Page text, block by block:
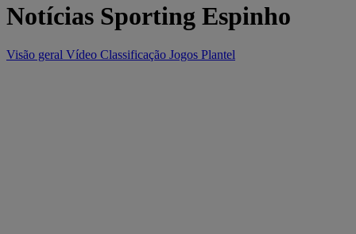
Notícias Sporting Espinho
Visão geral Vídeo Classificação Jogos Plantel